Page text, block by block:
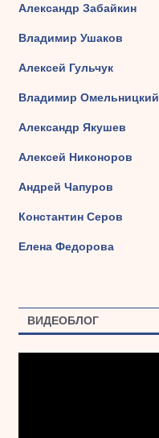
Александр Забайкин
Владимир Ушаков
Алексей Гульчук
Владимир Омельницкий
Александр Якушев
Алексей Никоноров
Андрей Чапуров
Константин Серов
Елена Федорова
ВИДЕОБЛОГ